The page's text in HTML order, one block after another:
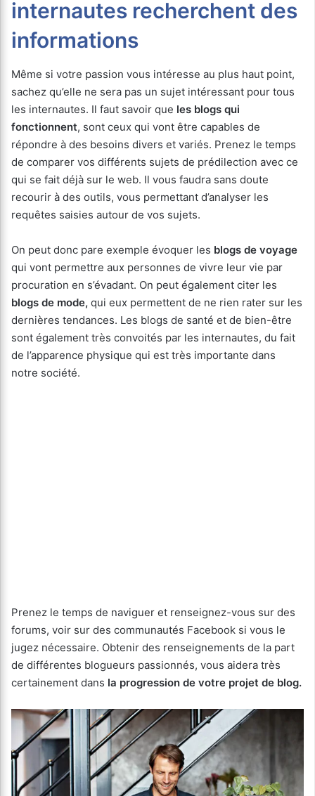
internautes recherchent des
informations
Même si votre passion vous intéresse au plus haut point,
sachez qu’elle ne sera pas un sujet intéressant pour tous
les internautes. Il faut savoir que les blogs qui
fonctionnent, sont ceux qui vont être capables de
répondre à des besoins divers et variés. Prenez le temps
de comparer vos différents sujets de prédilection avec ce
qui se fait déjà sur le web. Il vous faudra sans doute
recourir à des outils, vous permettant d’analyser les
requêtes saisies autour de vos sujets.
On peut donc pare exemple évoquer les blogs de voyage
qui vont permettre aux personnes de vivre leur vie par
procuration en s’évadant. On peut également citer les
blogs de mode, qui eux permettent de ne rien rater sur les
dernières tendances. Les blogs de santé et de bien-être
sont également très convoités par les internautes, du fait
de l’apparence physique qui est très importante dans
notre société.
Prenez le temps de naviguer et renseignez-vous sur des
forums, voir sur des communautés Facebook si vous le
jugez nécessaire. Obtenir des renseignements de la part
de différentes blogueurs passionnés, vous aidera très
certainement dans la progression de votre projet de blog.